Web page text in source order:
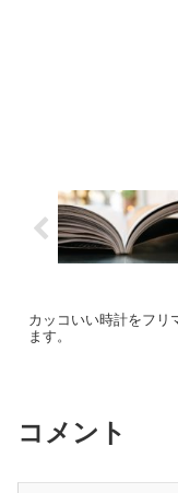
カッコいい時計をフリ
ます。
コメント